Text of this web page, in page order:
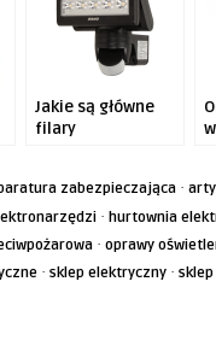
Jakie są główne
filary
zabezpieczająca ·
· hurtownia
· oprawy
· sklep elektryczny ·